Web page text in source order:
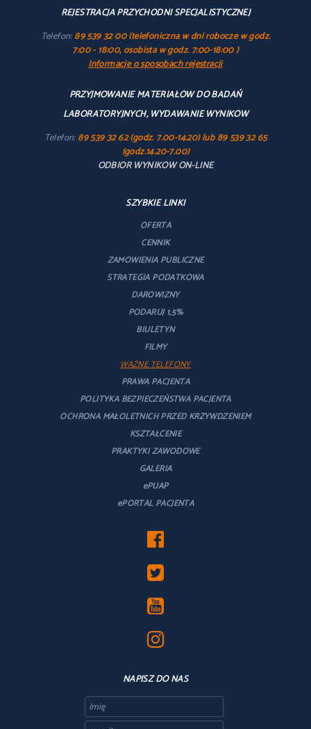
REJESTRACJA PRZYCHODNI SPECJALISTYCZNEJ
Telefon:89 539 32 00 (telefoniczna w dni robocze w godz.
7:00 - 18:00, osobista w godz. 7:00-18:00 )
Informacje o sposobach rejestracji
PRZYJMOWANIE MATERIAŁÓW DO BADAŃ
LABORATORYJNYCH, WYDAWANIE WYNIKÓW
Telefon:89 539 32 62 (godz. 7.00-14.20) lub 89 539 32 65
(godz.14.20-7.00)
ODBIÓR WYNIKÓW ON-LINE
SZYBKIE LINKI
OFERTA
CENNIK
ZAMÓWIENIA PUBLICZNE
STRATEGIA PODATKOWA
DAROWIZNY
PODARUJ 1,5%
BIULETYN
FILMY
WAŻNE TELEFONY
PRAWA PACJENTA
POLITYKA BEZPIECZEŃSTWA PACJENTA
OCHRONA MAŁOLETNICH PRZED KRZYWDZENIEM
KSZTAŁCENIE
PRAKTYKI ZAWODOWE
GALERIA
ePUAP
ePORTAL PACJENTA
NAPISZ DO NAS